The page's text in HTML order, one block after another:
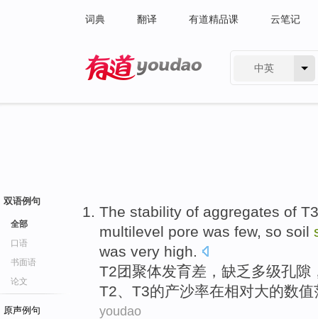
词典 翻译 有道精品课 云笔记
中英
双语例句
全部
口语
书面语
论文
原声例句
The stability of aggregates of T3
multilevel pore was few, so soil
was very high.
T2团聚体发育差，缺乏 多级孔隙
T2、 T3的产沙率在相对大的数
youdao